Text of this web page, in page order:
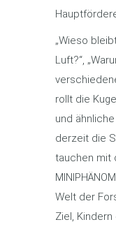
„Wieso
Luft?“,
rollt die
und
derzeit die
tauchen mit
Welt der
Ziel,